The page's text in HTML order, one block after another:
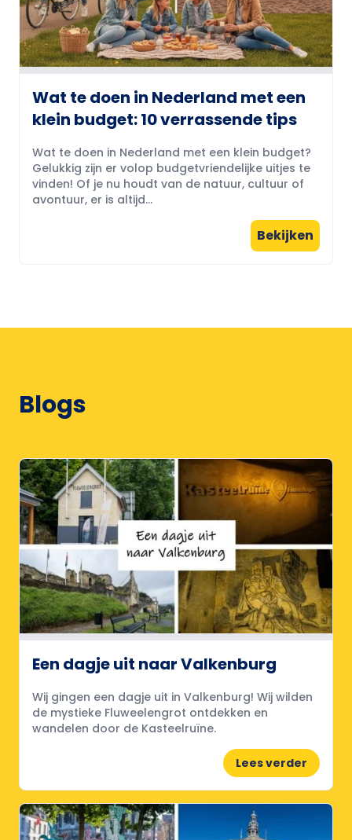
Wat te doen in Nederland met een
klein budget: 10 verrassende tips
Wat te doen in Nederland met een klein budget?
Gelukkig zijn er volop budgetvriendelijke uitjes te
vinden! Of je nu houdt van de natuur, cultuur of
avontuur, er is altijd...
Bekijken
Blogs
Een dagje uit naar Valkenburg
Wij gingen een dagje uit in Valkenburg! Wij wilden
de mystieke Fluweelengrot ontdekken en
wandelen door de Kasteelruïne.
Lees verder